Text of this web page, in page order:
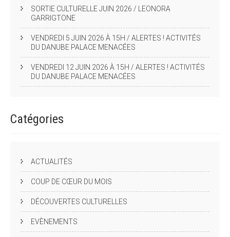
SORTIE CULTURELLE JUIN 2026 / LEONORA
GARRIGTONE
VENDREDI 5 JUIN 2026 À 15H / ALERTES ! ACTIVITÉS
DU DANUBE PALACE MENACÉES
VENDREDI 12 JUIN 2026 À 15H / ALERTES ! ACTIVITÉS
DU DANUBE PALACE MENACÉES
Catégories
ACTUALITÉS
COUP DE CŒUR DU MOIS
DÉCOUVERTES CULTURELLES
EVÈNEMENTS